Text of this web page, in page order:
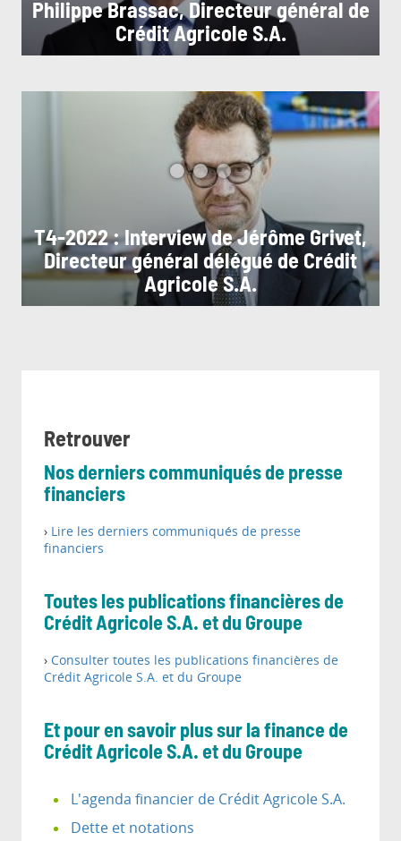
Philippe Brassac, Directeur général de
Crédit Agricole S.A.
T4-2022 : Interview de Jérôme Grivet,
Directeur général délégué de Crédit
Agricole S.A.
Retrouver
Nos derniers communiqués de presse
financiers
› Lire les derniers communiqués de presse
financiers
Toutes les publications financières de
Crédit Agricole S.A. et du Groupe
› Consulter toutes les publications financières de
Crédit Agricole S.A. et du Groupe
Et pour en savoir plus sur la finance de
Crédit Agricole S.A. et du Groupe
L'agenda financier de Crédit Agricole S.A.
Dette et notations